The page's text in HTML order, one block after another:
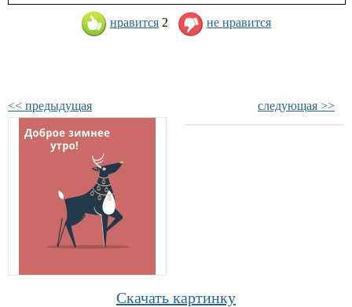
нравится 2 не нравится
<< предыдущая следующая >>
Скачать картинку